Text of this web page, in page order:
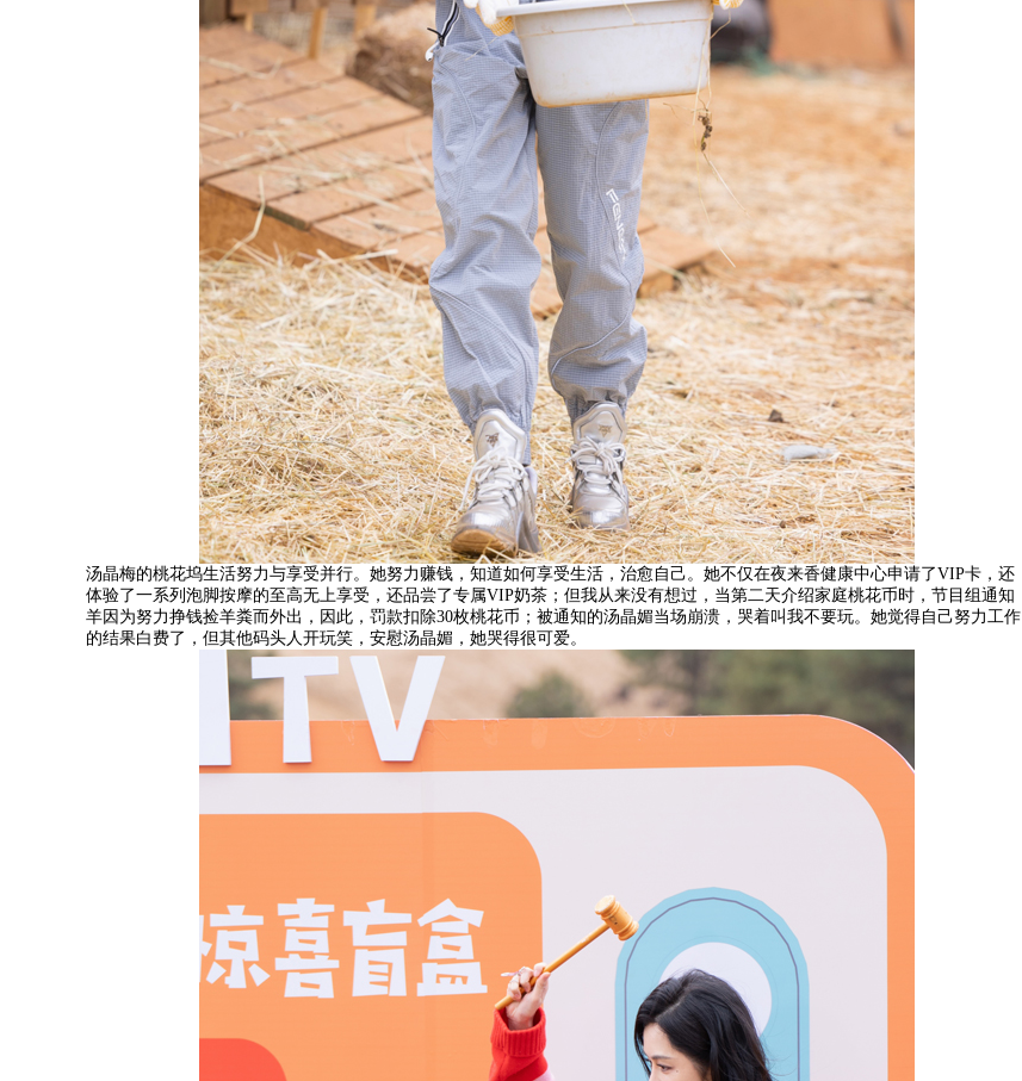
汤晶梅的桃花坞生活努力与享受并行。她努力赚钱，知道如何享受生活，治愈自己。她不仅在夜来香健康中心申请了VIP卡，还
体验了一系列泡脚按摩的至高无上享受，还品尝了专属VIP奶茶；但我从来没有想过，当第二天介绍家庭桃花币时，节目组通知
羊因为努力挣钱捡羊粪而外出，因此，罚款扣除30枚桃花币；被通知的汤晶媚当场崩溃，哭着叫我不要玩。她觉得自己努力工作
的结果白费了，但其他码头人开玩笑，安慰汤晶媚，她哭得很可爱。